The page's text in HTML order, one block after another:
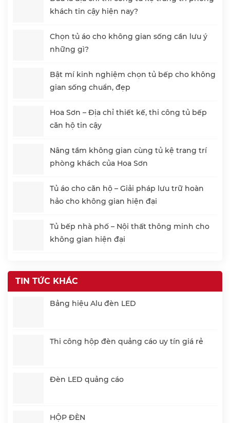
khách tin cậy hiện nay?
Chọn tủ áo cho không gian sống cần lưu ý
những gì?
Bật mí kinh nghiệm chọn tủ bếp cho không
gian sống chuẩn, đẹp
Hoa Sơn – Địa chỉ thiết kế, thi công tủ bếp
căn hộ tin cậy
Nâng tầm không gian cùng tủ kệ trang trí
phòng khách của Hoa Sơn
Tủ áo cho căn hộ – Giải pháp lưu trữ hoàn
hảo cho không gian hiện đại
Tủ bếp nhà phố – Nội thất thông minh cho
không gian hiện đại
TIN TỨC KHÁC
Bảng hiệu Alu đèn LED
Thi công hộp đèn quảng cáo uy tín giá rẻ
Đèn LED quảng cáo
HỘP ĐÈN